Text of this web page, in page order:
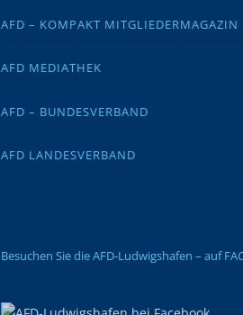
AFD – KOMPAKT MITGLIEDERMAGAZIN
AFD MEDIATHEK
AFD – BUNDESVERBAND
AFD LANDESVERBAND
Besuchen Sie die AFD-Ludwigshafen – auf